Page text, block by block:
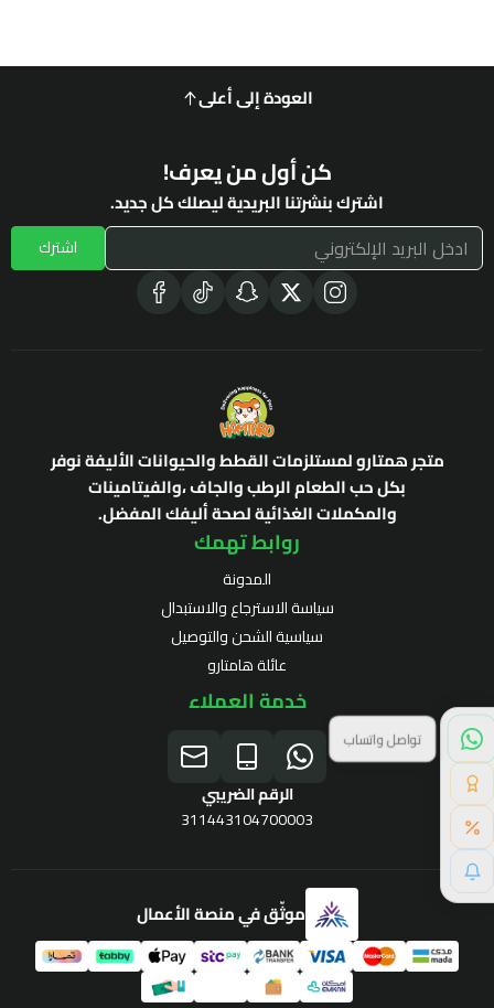
العودة إلى أعلى
كن أول من يعرف!
اشترك بنشرتنا البريدية ليصلك كل جديد.
اشترك
متجر همتارو لمستلزمات القطط والحيوانات الأليفة نوفر
بكل حب الطعام الرطب والجاف ،والفيتامينات
والمكملات الغذائية لصحة أليفك المفضل.
روابط تهمك
المدونة
سياسة الاسترجاع والاستبدال
سياسية الشحن والتوصيل
عائلة هامتارو
خدمة العملاء
الرقم الضريبي
311443104700003
موثّق في منصة الأعمالبرنامج الولاء
تواصل واتساب